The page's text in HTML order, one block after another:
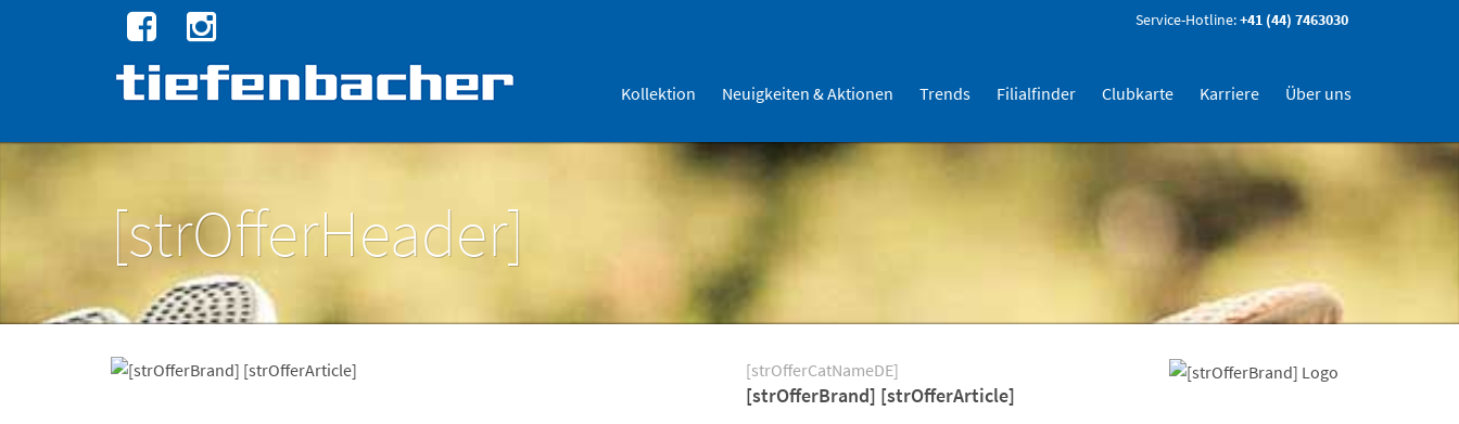
Service-Hotline:+41 (44) 7463030
Kollektion Neuigkeiten & Aktionen Trends Filialfinder Clubkarte Karriere Über uns
[strOfferHeader]
[strOfferCatNameDE]
[strOfferBrand] [strOfferArticle]